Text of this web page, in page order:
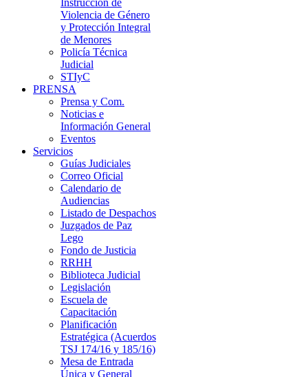
Instrucción de
Violencia de Género
y Protección Integral
de Menores
Policía Técnica
Judicial
STIyC
PRENSA
Prensa y Com.
Noticias e
Información General
Eventos
Servicios
Guías Judiciales
Correo Oficial
Calendario de
Audiencias
Listado de Despachos
Juzgados de Paz
Lego
Fondo de Justicia
RRHH
Biblioteca Judicial
Legislación
Escuela de
Capacitación
Planificación
Estratégica (Acuerdos
TSJ 174/16 y 185/16)
Mesa de Entrada
Única y General